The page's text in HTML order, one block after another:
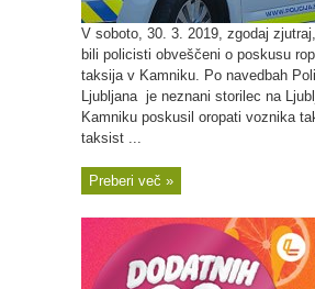
V soboto, 30. 3. 2019, zgodaj
bili policisti obveščeni o poskusu
taksija v Kamniku. Po navedbah
Ljubljana je neznani storilec na
Kamniku poskusil oropati voznika
taksist ...
Preberi več »